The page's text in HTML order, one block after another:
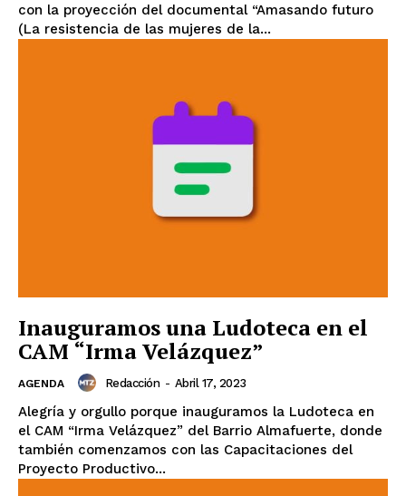
con la proyección del documental “Amasando futuro
(La resistencia de las mujeres de la...
Inauguramos una Ludoteca en el
CAM “Irma Velázquez”
AGENDA Redacción - Abril 17, 2023
Alegría y orgullo porque inauguramos la Ludoteca en
el CAM “Irma Velázquez” del Barrio Almafuerte, donde
también comenzamos con las Capacitaciones del
Proyecto Productivo...